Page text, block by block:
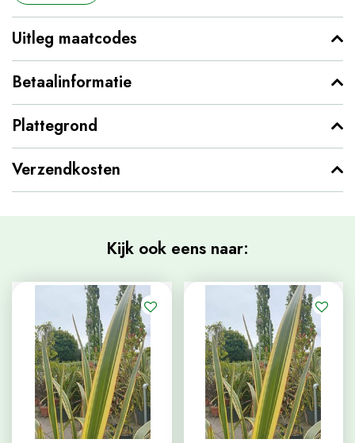
Uitleg maatcodes
Betaalinformatie
Plattegrond
Verzendkosten
Kijk ook eens naar: